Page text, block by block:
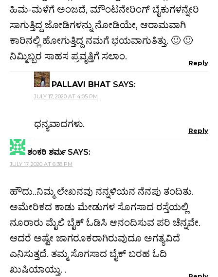
ಹಿಮ-ಮಳೆಗೆ ಅಂಜದೆ, ಮೌಂಟನೇರಿಂಗ್ ಬೈಕುಗಳನ್ನೇರಿ
ಸಾಗುತ್ತಿದ್ದ ಜೋಡಿಗಳನ್ನು ನೋಡಿಯೇ, ಆರಾಮವಾಗಿ
ಕಾರಿನಲ್ಲಿ ಹೋಗುತ್ತಿದ್ದ ನಮಗೆ ಭಯವಾಗುತಿತ್ತು. 🙂 🙂
ನಿಮ್ಮಿಬ್ಬರ ಸಾಹಸ ಪ್ರವೃತ್ತಿಗೆ ಸಲಾಂ.
Reply
PALLAVI BHAT SAYS:
JULY 17, 2020 AT 4:05 PM
ಧನ್ಯವಾದಗಳು.
Reply
ಶಂಕರಿ ಶರ್ಮ SAYS:
JULY 17, 2020 AT 6:38 PM
ಹೌದು..ನಿಮ್ಮ ಲೇಖನವು ನನ್ನಳಿಯನ ನೆನಪು ತಂದಿತು.
ಅಮೇರಿಕದ ಕಾಡು ಮೇಡುಗಳ ಸೊಗಸಾದ ರಸ್ತೆಯಲ್ಲಿ
ನೂರಾರು ಮೈಲಿ ಬೈಕ್ ಓಡಿಸಿ ಆನಂದಿಸುವ ಪರಿ ಚೆನ್ನವೇ.
ಆದರೆ ಅಷ್ಟೇ ಜಾಗರೂಕರಾಗಿರುವುದೂ ಅಗತ್ಯವಿದೆ
ಎನಿಸುತ್ತದೆ. ತಮ್ಮ ಸೊಗಸಾದ ಬೈಕ್ ಬರಹ ಓದಿ
ಖುಷಿಯಾಯ್ತು. .